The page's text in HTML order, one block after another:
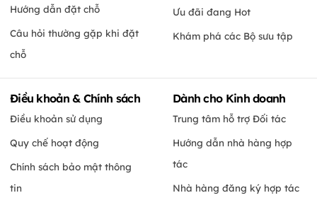
Hướng dẫn đặt chỗ
Câu hỏi thường gặp khi đặt
chỗ
Ưu đãi đang Hot
Khám phá các Bộ sưu tập
Điều khoản & Chính sách
Điều khoản sử dụng
Quy chế hoạt động
Chính sách bảo mật thông
tin
Dành cho Kinh doanh
Trung tâm hỗ trợ Đối tác
Hướng dẫn nhà hàng hợp
tác
Nhà hàng đăng ký hợp tác